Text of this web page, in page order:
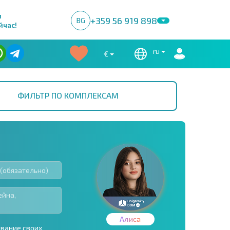
BG +359 56 919 898
€ ru
ФИЛЬТР ПО КОМПЛЕКСАМ
своих
Алиса